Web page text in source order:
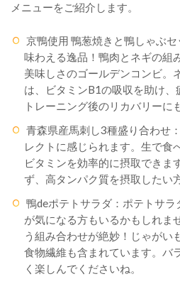
メニューをご紹介します。
京鴨使用 鴨葱焼きと鴨しゃぶ
味わえる逸品！鴨肉とネギの組
美味しさのゴールデンコンビ。
は、ビタミンB1の吸収を助け、
トレーニング後のリカバリーに
青森県産馬刺し3種盛り合わせ
レクトに感じられます。生で食
ビタミンを効率的に摂取できま
ず、高タンパク質を摂取したい
鴨deポテトサラダ：ポテトサ
が気になる方もいるかもしれま
う組み合わせが絶妙！じゃがい
食物繊維も含まれています。バ
く楽しんでくださいね。